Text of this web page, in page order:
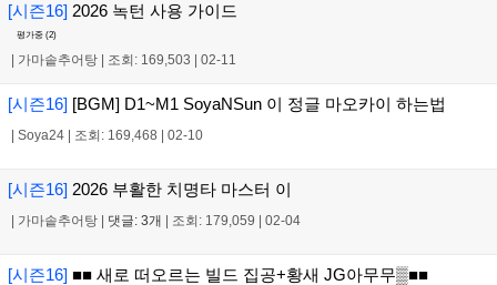
[시즌16] 2026 녹턴 사용 가이드
평가중 (2)
| 가마솥추어탕 | 조회: 169,503 | 02-11
[시즌16] [BGM] D1~M1 SoyaNSun 이 정글 마오카이 하는법
| Soya24 | 조회: 169,468 | 02-10
[시즌16] 2026 부활한 치명타 마스터 이
| 가마솥추어탕 | 댓글: 3개 | 조회: 179,059 | 02-04
[시즌16] ■■ 새로 떠오르는 빌드 집공+황새 JG아무무▒■■